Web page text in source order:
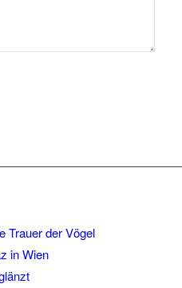
Trauer der Vögel
in Wien